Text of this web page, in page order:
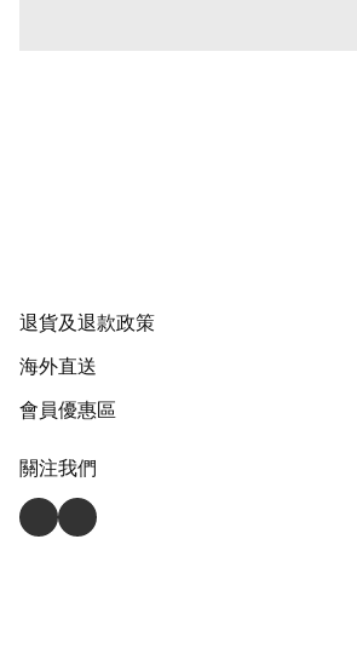
退貨及退款政策
海外直送
會員優惠區
關注我們